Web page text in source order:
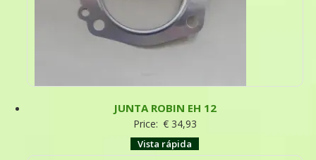
JUNTA ROBIN EH 12
Price: €34,93
Vista rápida